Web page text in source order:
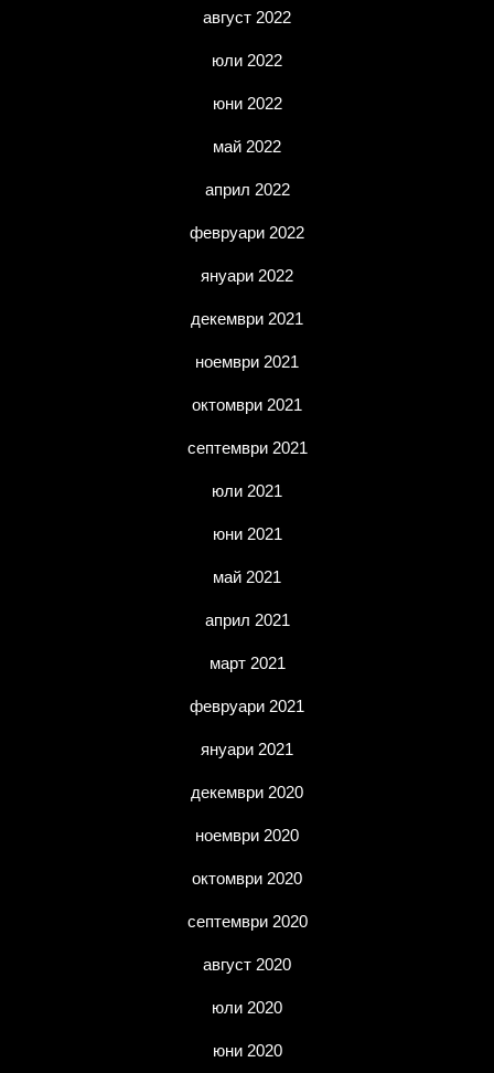
август 2022
юли 2022
юни 2022
май 2022
април 2022
февруари 2022
януари 2022
декември 2021
ноември 2021
октомври 2021
септември 2021
юли 2021
юни 2021
май 2021
април 2021
март 2021
февруари 2021
януари 2021
декември 2020
ноември 2020
октомври 2020
септември 2020
август 2020
юли 2020
юни 2020